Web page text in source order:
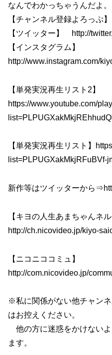
なんでわかっちゃうんだ
【チャンネル登録よろっぷ
【ツイッター】 http://
【インスタグラム】
http://www.instagram.com/
【単発実況再生リスト2】
https://www.youtube.com/
【単発実況再生リスト】
list=PLPUGXakMkjRFuBVf-
新作等はツイッターから
【キヨの人生あまちゃんネ
http://ch.nicovideo.jp/kiyo-
【ニコニココミュ】
http://com.nicovideo.jp/
※私に関係がない他チャン
はお控えください。
他の方に迷惑をかけない
ます。